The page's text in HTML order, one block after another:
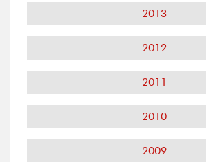
2013
2012
2011
2010
2009